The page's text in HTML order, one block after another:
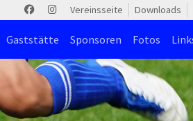
Vereinsseite Downloads
Gaststätte Sponsoren Fotos